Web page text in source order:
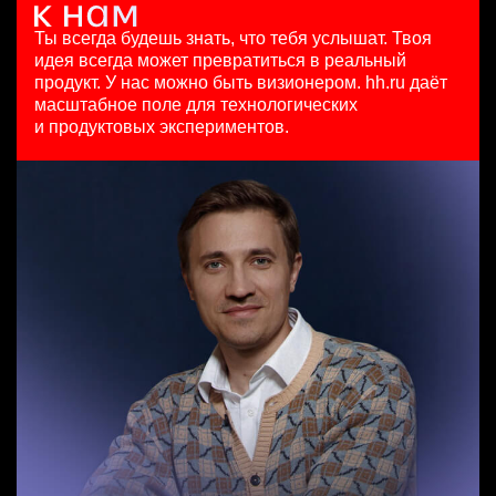
HeadHunter::Коммерческий департамент
6 авг. 2026
з/п не указана
Москва
HeadHunter::Коммерческий департамент
97000 - 161000 ₽
Ярославль
Менеджер по продажам B2B
HeadHunter::Телефонные продажи
7200000 - 16800000 so'm
29 июл. 2026
з/п не указана
Москва
Москва
Ты всегда будешь знать, что тебя услышат. Твоя
идея всегда может превратиться в реальный
продукт. У нас можно быть визионером. hh.ru даёт
масштабное поле для технологических
и продуктовых экспериментов.